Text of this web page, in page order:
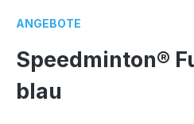
ANGEBOTE
Speedminton®
blau